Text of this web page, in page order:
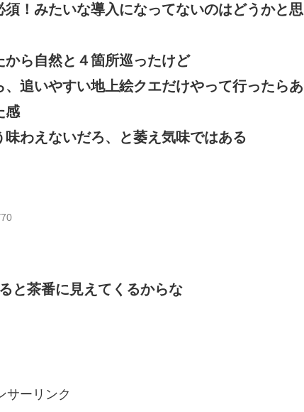
！みたいな導入になってないのはどうかと思
ら自然と４箇所巡ったけど
追いやすい地上絵クエだけやって行ったらあ
感
わえないだろ、と萎え気味ではある
と茶番に見えてくるからな
サーリンク